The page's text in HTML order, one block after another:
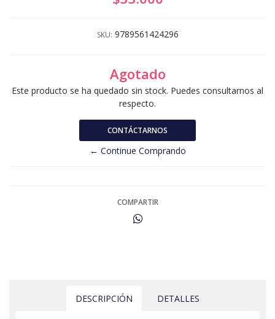
SKU: 9789561424296
Agotado
Este producto se ha quedado sin stock. Puedes consultarnos al
respecto.
CONTÁCTARNOS
← Continue Comprando
COMPARTIR
DESCRIPCIÓN DETALLES